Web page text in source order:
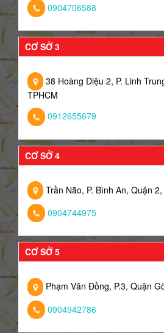
0904706588
CƠ SỞ 3
38 Hoàng Diệu 2, P. Linh
TPHCM
0912655679
CƠ SỞ 4
Trần Não, P. Bình An, Quận
0904744975
CƠ SỞ 5
Phạm Văn Đồng, P.3, Quận
0904942786